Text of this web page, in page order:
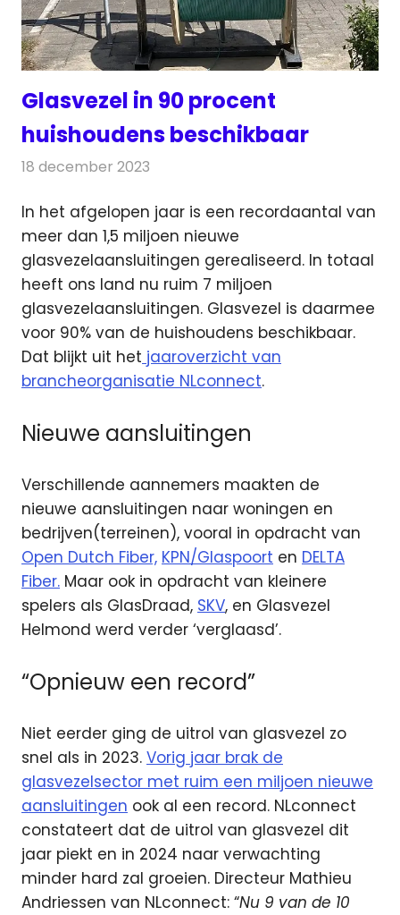
Glasvezel in 90 procent
huishoudens beschikbaar
18 december 2023
In het afgelopen jaar is een recordaantal van
meer dan 1,5 miljoen nieuwe
glasvezelaansluitingen gerealiseerd. In totaal
heeft ons land nu ruim 7 miljoen
glasvezelaansluitingen. Glasvezel is daarmee
voor 90% van de huishoudens beschikbaar.
Dat blijkt uit het jaaroverzicht van
brancheorganisatie NLconnect.
Nieuwe aansluitingen
Verschillende aannemers maakten de
nieuwe aansluitingen naar woningen en
bedrijven(terreinen), vooral in opdracht van
Open Dutch Fiber, KPN/Glaspoort en DELTA
Fiber. Maar ook in opdracht van kleinere
spelers als GlasDraad, SKV, en Glasvezel
Helmond werd verder ‘verglaasd’.
“Opnieuw een record”
Niet eerder ging de uitrol van glasvezel zo
snel als in 2023. Vorig jaar brak de
glasvezelsector met ruim een miljoen nieuwe
aansluitingen ook al een record. NLconnect
constateert dat de uitrol van glasvezel dit
jaar piekt en in 2024 naar verwachting
minder hard zal groeien. Directeur Mathieu
Andriessen van NLconnect: “Nu 9 van de 10